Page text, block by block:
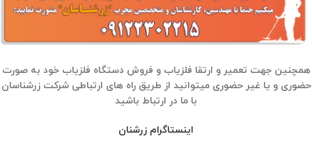
همچنین جهت تعمیر و ارتقا فلزیاب و فروش دستگاه فلزیاب خود به صورت
حضوری و یا غیر حضوری میتوانید از طریق راه های ارتباطی شرکت زرشناسان
با ما در ارتباط باشید
اینستاگرام زرشنان